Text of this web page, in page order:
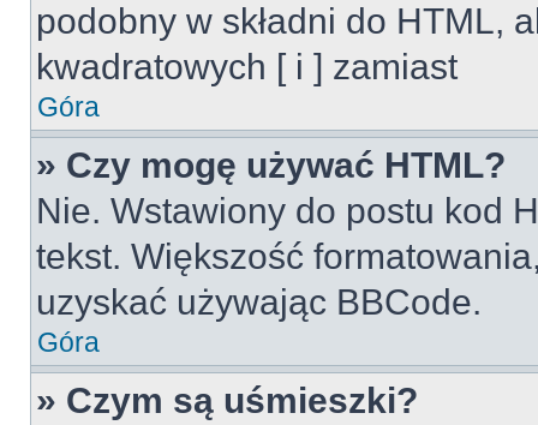
podobny w składni do HTML,
kwadratowych [ i ] zamiast
Góra
» Czy mogę używać HTML?
Nie. Wstawiony do postu kod
tekst. Większość
uzyskać używając BBCode.
Góra
» Czym są uśmieszki?